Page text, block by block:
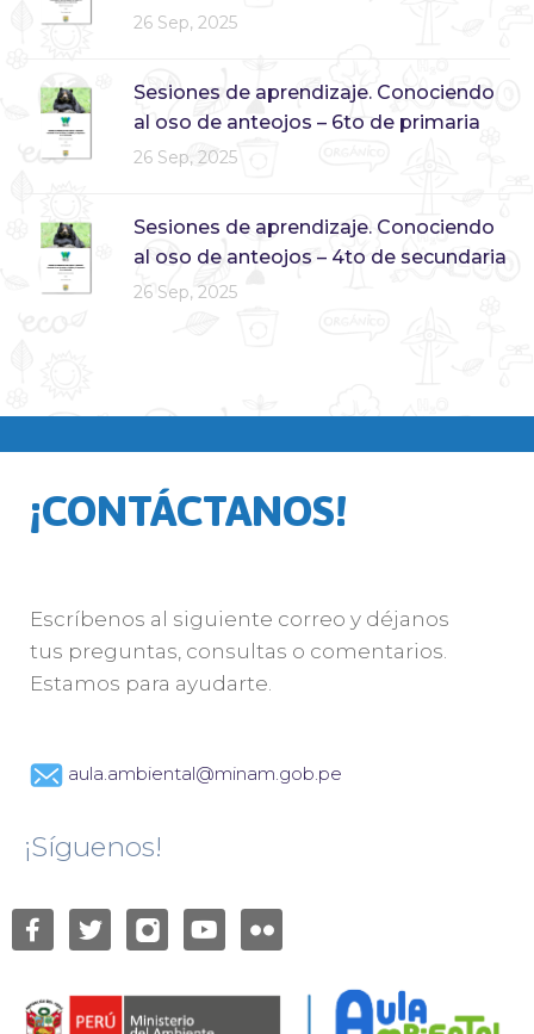
26 Sep, 2025
Sesiones de aprendizaje. Conociendo
al oso de anteojos – 6to de primaria
26 Sep, 2025
Sesiones de aprendizaje. Conociendo
al oso de anteojos – 4to de secundaria
26 Sep, 2025
¡CONTÁCTANOS!
Escríbenos al siguiente correo y déjanos
tus preguntas, consultas o comentarios.
Estamos para ayudarte.
aula.ambiental@minam.gob.pe
¡Síguenos!